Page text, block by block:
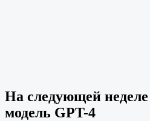
На следующей
модель GPT-4